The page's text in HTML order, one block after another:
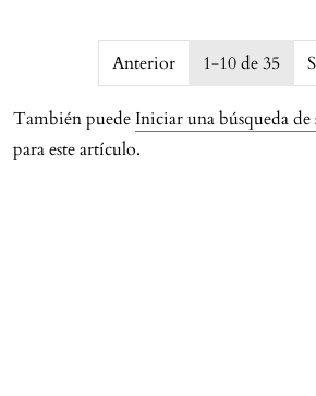
Anterior 1-10 de 35
También puede Iniciar una búsqueda
para este artículo.